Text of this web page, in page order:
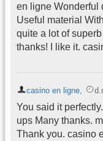
en ligne Wonderful
Useful material
quite a lot of
thanks! I like it.
casino en ligne
You said it
ups Many thanks.
Thank you. casino